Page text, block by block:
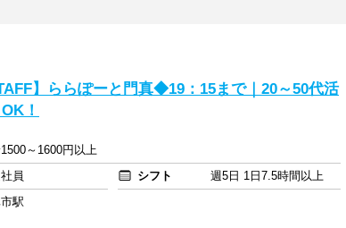
】ららぽーと門真◆19：15まで｜20～50代活
！
～1600円以上
員 シフト
週5日 1日7.5時間以上
駅